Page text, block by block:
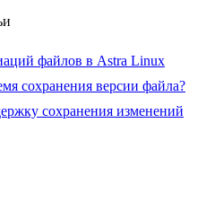
файлов в Astra Linux
сохранения версии файла?
сохранения изменений